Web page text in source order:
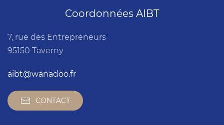
Coordonnées AIBT
7, rue des Entrepreneurs
95150 Taverny
aibt@wanadoo.fr
CONTACT